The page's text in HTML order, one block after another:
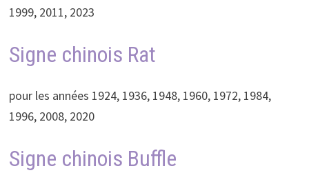
1999, 2011, 2023
Signe chinois Rat
pour les années 1924, 1936, 1948, 1960, 1972, 1984,
1996, 2008, 2020
Signe chinois Buffle